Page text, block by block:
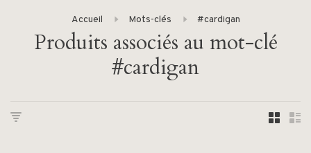
Accueil Mots-clés #cardigan
Produits associés au mot-clé
#cardigan